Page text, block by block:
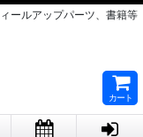
ールアップパーツ、書籍等
カート